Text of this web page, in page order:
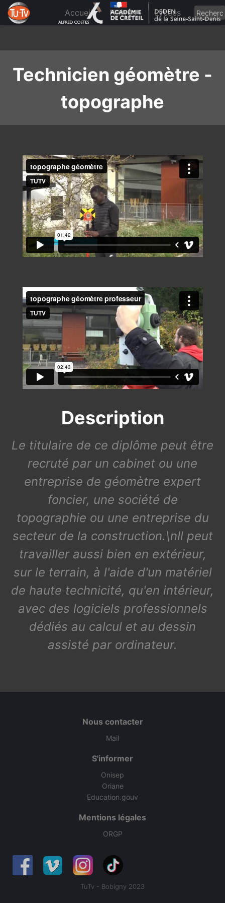
content
Accueil Filières Lycées
Technicien géomètre -
topographe
Description
Le titulaire de ce diplôme peut être
recruté par un cabinet ou une
entreprise de géomètre expert
foncier, une société de
topographie ou une entreprise du
secteur de la construction.\nIl peut
travailler aussi bien en extérieur,
sur le terrain, à l'aide d'un matériel
de haute technicité, qu'en intérieur,
avec des logiciels professionnels
dédiés au calcul et au dessin
assisté par ordinateur.
Nous contacter
Mail
S'informer
Onisep
Oriane
Education.gouv
Mentions légales
ORGP
TuTv - Bobigny 2023